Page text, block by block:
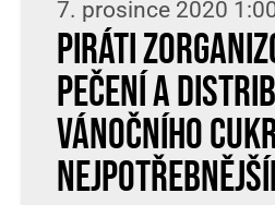
7. prosince 2020
Piráti
pečení a
vánočního